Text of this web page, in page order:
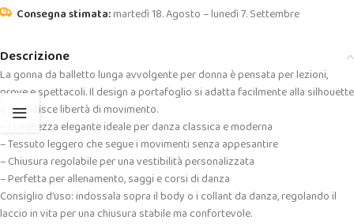
martedì 18. Agosto – lunedì 7. Settembre
Descrizione
La gonna da balletto lunga avvolgente per donna è pensata per lezioni,
prove e spettacoli. Il design a portafoglio si adatta facilmente alla silhouette
e garantisce libertà di movimento.
– Lunghezza elegante ideale per danza classica e moderna
– Tessuto leggero che segue i movimenti senza appesantire
– Chiusura regolabile per una vestibilità personalizzata
– Perfetta per allenamento, saggi e corsi di danza
Consiglio d’uso: indossala sopra il body o i collant da danza, regolando il
laccio in vita per una chiusura stabile ma confortevole.